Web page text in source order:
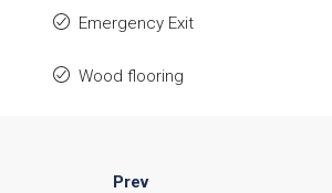
Emergency Exit
Wood flooring
Prev